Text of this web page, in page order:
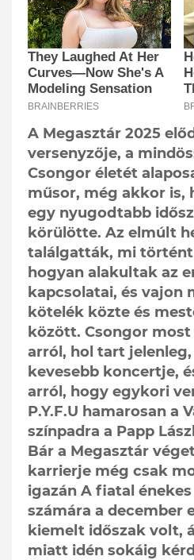
A Megasztár 2025
versenyzője, a
Csongor életét
műsor, még akkor is,
egy nyugodtabb
körülötte. Az elmúlt
találgatták, mi történt
hogyan alakultak az
kapcsolatai, és vajon
kötelék közte és
között. Csongor
arról, hol tart
kevesebb koncertje,
arról, hogy egykori
P.Y.F.U hamarosan a
színpadra a Papp
Bár a Megasztár
karrierje még csak
igazán A fiatal
számára a december
kiemelt időszak volt,
miatt idén sokáig